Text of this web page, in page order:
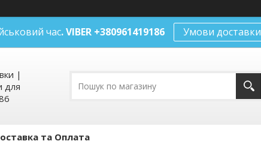
час. VIBER +380961419186 Умови доставки
|
для
та Оплата